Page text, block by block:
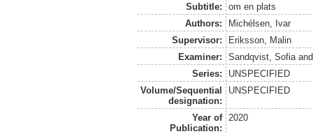
Subtitle:
om en plats
Authors:
Michélsen, Ivar
Supervisor:
Eriksson, Malin
Examiner:
Sandqvist, Sofia
Series:
UNSPECIFIED
Volume/Sequential
designation:
UNSPECIFIED
Year of
Publication:
2020